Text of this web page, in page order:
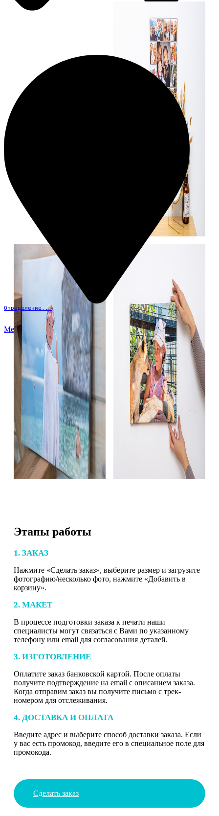
Определение...
Меню
Этапы работы
1. ЗАКАЗ
Нажмите «Сделать заказ», выберите размер и загрузите
фотографию/несколько фото, нажмите «Добавить в
корзину».
2. МАКЕТ
В процессе подготовки заказа к печати наши
специалисты могут связаться с Вами по указанному
телефону или email для согласования деталей.
3. ИЗГОТОВЛЕНИЕ
Оплатите заказ банковской картой. После оплаты
получите подтверждение на email с описанием заказа.
Когда отправим заказ вы получите письмо с трек-
номером для отслеживания.
4. ДОСТАВКА И ОПЛАТА
Введите адрес и выберите способ доставки заказа. Если
у вас есть промокод, введите его в специальное поле для
промокода.
Сделать заказ